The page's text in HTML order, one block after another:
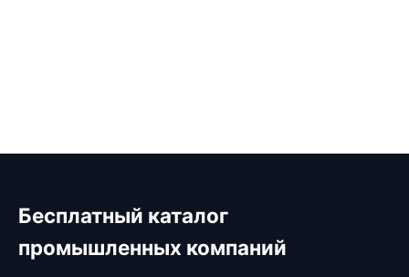
Бесплатный каталог
промышленных компаний